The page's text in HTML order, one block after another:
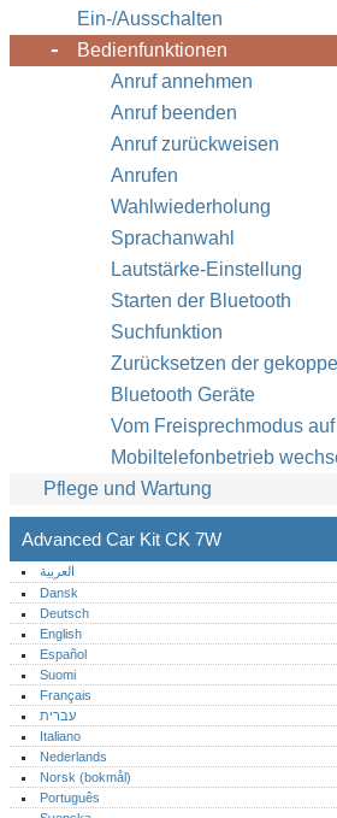
Ein-/Ausschalten
Bedienfunktionen
Anruf annehmen
Anruf beenden
Anruf zurückweisen
Anrufen
Wahlwiederholung
Sprachanwahl
Lautstärke-Einstellung
Starten der Bluetooth
Suchfunktion
Zurücksetzen der
Bluetooth Geräte
Vom Freisprechmodus auf
Mobiltelefonbetrieb
Pflege und Wartung
Advanced Car Kit CK 7W
العربية
Dansk
Deutsch
English
Español
Suomi
Français
עברית
Italiano
Nederlands
Norsk (bokmål)‎
Português‎